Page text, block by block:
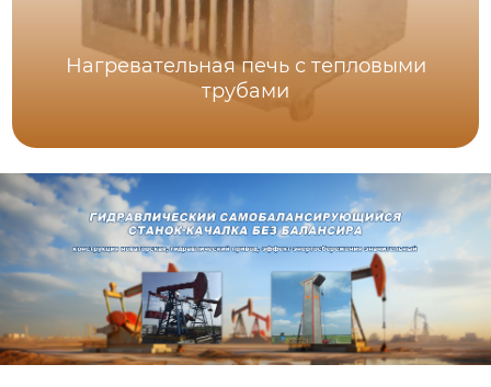
Нагревательная печь с тепловыми
трубами